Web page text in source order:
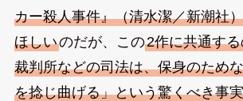
カー殺人事件』（清水潔／新潮社
ほしいのだが、この2作に共通す
裁判所などの司法は、保身のため
を捻じ曲げる」という驚くべき事実